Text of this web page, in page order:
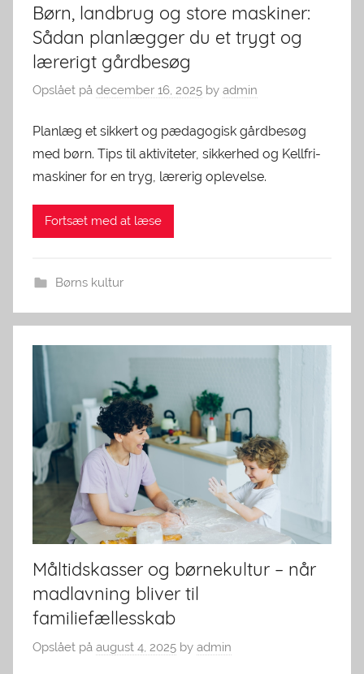
Børn, landbrug og store maskiner:
Sådan planlægger du et trygt og
lærerigt gårdbesøg
Opslået på december 16, 2025 by admin
Planlæg et sikkert og pædagogisk gårdbesøg
med børn. Tips til aktiviteter, sikkerhed og Kellfri-
maskiner for en tryg, lærerig oplevelse.
Fortsæt med at læse
Børns kultur
Måltidskasser og børnekultur – når
madlavning bliver til
familiefællesskab
Opslået på august 4, 2025 by admin